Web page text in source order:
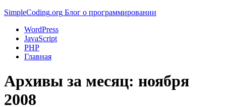
SimpleCoding.org Блог о программировании
WordPress
JavaScript
PHP
Главная
Архивы за месяц: ноября
2008